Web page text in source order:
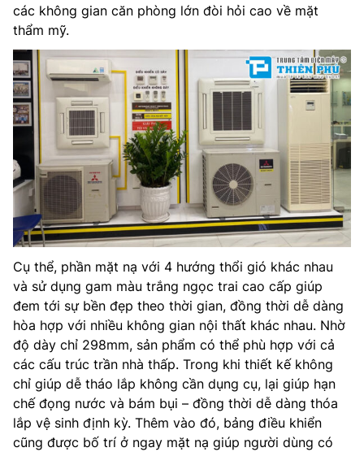
các không gian căn phòng lớn đòi hỏi cao về mặt
thẩm mỹ.
Cụ thể, phần mặt nạ với 4 hướng thổi gió khác nhau
và sử dụng gam màu trắng ngọc trai cao cấp giúp
đem tới sự bền đẹp theo thời gian, đồng thời dễ dàng
hòa hợp với nhiều không gian nội thất khác nhau. Nhờ
độ dày chỉ 298mm, sản phẩm có thể phù hợp với cả
các cấu trúc trần nhà thấp. Trong khi thiết kế không
chỉ giúp dễ tháo lắp không cần dụng cụ, lại giúp hạn
chế đọng nước và bám bụi – đồng thời dễ dàng thóa
lắp vệ sinh định kỳ. Thêm vào đó, bảng điều khiển
cũng được bố trí ở ngay mặt nạ giúp người dùng có